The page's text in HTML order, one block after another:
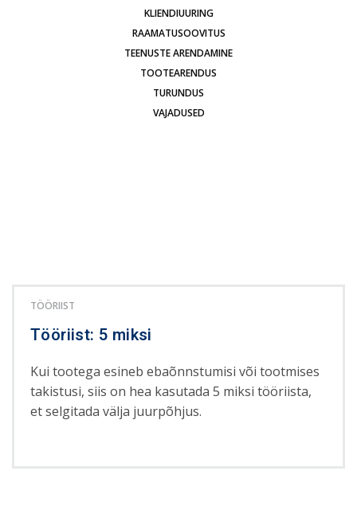
KLIENDIUURING
RAAMATUSOOVITUS
TEENUSTE ARENDAMINE
TOOTEARENDUS
TURUNDUS
VAJADUSED
TÖÖRIIST
Tööriist: 5 miksi
Kui tootega esineb ebaõnnstumisi või tootmises
takistusi, siis on hea kasutada 5 miksi tööriista,
et selgitada välja juurpõhjus.